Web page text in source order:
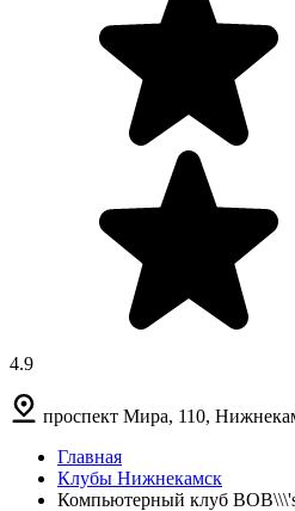
4.9
проспект Мира, 110,
Главная
Клубы Нижнекамск
Компьютерный клуб